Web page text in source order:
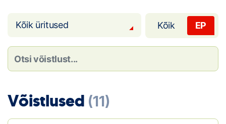
Loha
Kõik üritused Kõik EP
Võistlused (11)